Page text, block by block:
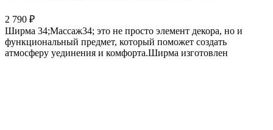
2 790 ₽
Ширма 34;Массаж34; это не просто элемент декора, но и
функциональный предмет, который поможет создать
атмосферу уединения и комфорта.Ширма изготовлен